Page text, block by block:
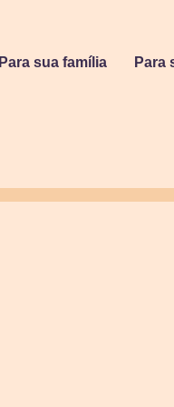
Para sua família Para